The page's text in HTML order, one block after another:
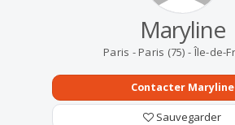
Maryline
Paris - Paris (75) - Île-de-
Contacter Maryline
Sauvegarder